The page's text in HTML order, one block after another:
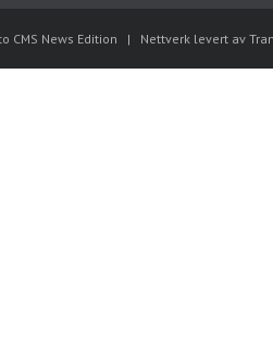
CMS News Edition | Nettverk levert av